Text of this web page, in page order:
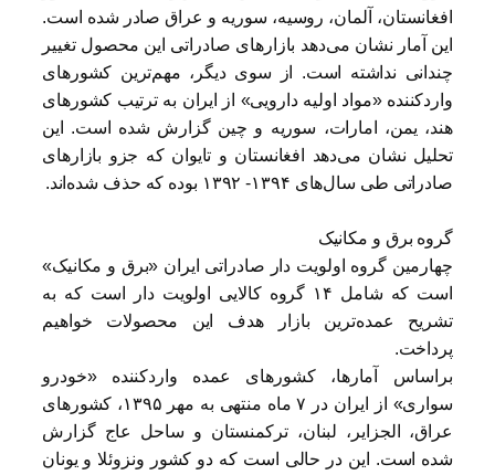
افغانستان، آلمان، روسیه، سوریه و عراق صادر شده است.
این آمار نشان می‌دهد بازارهای صادراتی این محصول تغییر
چندانی نداشته است. از سوی دیگر، مهم‌ترین کشورهای
وارد‌کننده «مواد اولیه دارویی» از ایران به ترتیب کشورهای
هند، یمن، امارات، سوریه و چین گزارش شده است. این
تحلیل نشان می‌دهد افغانستان و تایوان که جزو بازارهای
صادراتی طی سال‌های ۱۳۹۴- ۱۳۹۲ بوده که حذف شده‌اند.
گروه برق و مکانیک
چهارمین گروه اولویت دار صادراتی ایران «برق و مکانیک»
است که شامل ۱۴ گروه کالایی اولویت دار است که به
تشریح عمده‌ترین بازار هدف این محصولات خواهیم
پرداخت.
براساس آمارها، کشورهای عمده وارد‌کننده «خودرو
سواری» از ایران در ۷ ماه منتهی به مهر ۱۳۹۵، کشورهای
عراق، الجزایر، لبنان، ترکمنستان و ساحل عاج گزارش
شده است. این در حالی است که دو کشور ونزوئلا و یونان